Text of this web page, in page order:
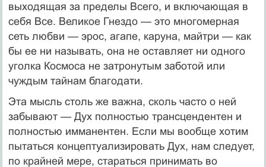
выходящая за пределы Всего, и включающая в
себя Все. Великое Гнездо — это многомерная
сеть любви — эрос, агапе, каруна, майтри — как
бы ее ни называть, она не оставляет ни одного
уголка Космоса не затронутым заботой или
чуждым тайнам благодати.
Эта мысль столь же важна, сколь часто о ней
забывают — Дух полностью трансцендентен и
полностью имманентен. Если мы вообще хотим
пытаться концептуализировать Дух, нам следует,
по крайней мере, стараться принимать во